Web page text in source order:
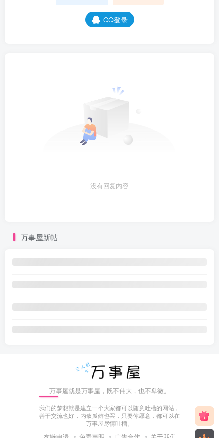
QQ登录
没有回复内容
万事屋新帖
万事屋就是万事屋，既不伟大，也不卑微。
我们的梦想就是建立一个大家都可以随意吐槽的网站，
善于交流也好，内敛孤僻也罢，只要你愿意，都可以在
万事屋尽情吐槽。